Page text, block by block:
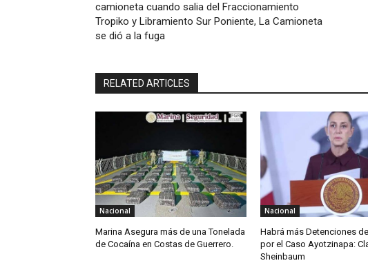
camioneta cuando salia del Fraccionamiento
Tropiko y Libramiento Sur Poniente, La Camioneta
se dió a la fuga
RELATED ARTICLES
Nacional
Marina Asegura más de una Tonelada
de Cocaína en Costas de Guerrero.
Nacional
Habrá más Detenciones
por el Caso Ayotzinapa:
Sheinbaum